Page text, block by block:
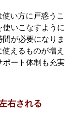
い方に戸惑うこ
いこなすように
が必要になりま
えるものが増え
ート体制も充実
右される